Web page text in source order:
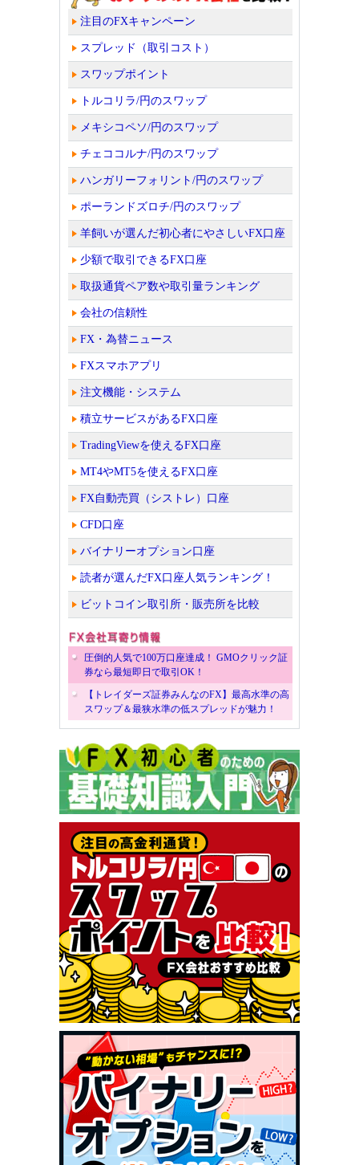
注目のFXキャンペーン
スプレッド（取引コスト）
スワップポイント
トルコリラ/円のスワップ
メキシコペソ/円のスワップ
チェココルナ/円のスワップ
ハンガリーフォリント/円のスワップ
ポーランドズロチ/円のスワップ
羊飼いが選んだ初心者にやさしいFX口座
少額で取引できるFX口座
取扱通貨ペア数や取引量ランキング
会社の信頼性
FX・為替ニュース
FXスマホアプリ
注文機能・システム
積立サービスがあるFX口座
TradingViewを使えるFX口座
MT4やMT5を使えるFX口座
FX自動売買（シストレ）口座
CFD口座
バイナリーオプション口座
読者が選んだFX口座人気ランキング！
ビットコイン取引所・販売所を比較
圧倒的人気で100万口座達成！ GMOクリック証
券なら最短即日で取引OK！
【トレイダーズ証券みんなのFX】最高水準の高
スワップ＆最狭水準の低スプレッドが魅力！